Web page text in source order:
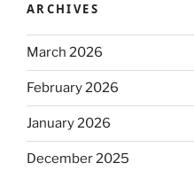
ARCHIVES
March 2026
February 2026
January 2026
December 2025